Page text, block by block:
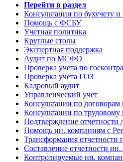
Перейти в раздел
Консультации по бухучету и
Помощь с ФСБУ
Учетная политика
Круглые столы
Экспертная поддержка
Аудит по МСФО
Проверка учета по
Проверка учета ГОЗ
Кадровый аудит
Управленческий учет
Консультации по
Консультации по трудовому
Подтверждение отчетности
Помощь ин. компаниям с
Трансформация
Составление отчетности
Контролируемые ин.